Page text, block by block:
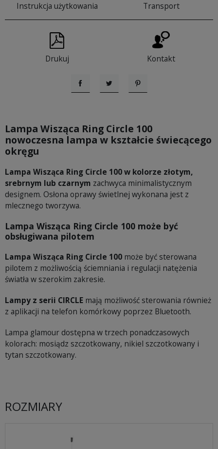
Instrukcja użytkowania Transport
Drukuj Kontakt
UdostępnijTweetujPinterest
Lampa Wisząca Ring Circle 100
nowoczesna lampa w kształcie świecącego
okręgu
Lampa Wisząca Ring Circle 100 w kolorze złotym,
srebrnym lub czarnym zachwyca minimalistycznym
designem. Osłona oprawy świetlnej wykonana jest z
mlecznego tworzywa.
Lampa Wisząca Ring Circle 100 może być
obsługiwana pilotem
Lampa Wisząca Ring Circle 100 może być sterowana
pilotem z możliwością ściemniania i regulacji natężenia
światła w szerokim zakresie.
Lampy z serii CIRCLE mają możliwość sterowania również
z aplikacji na telefon komórkowy poprzez Bluetooth.
Lampa glamour dostępna w trzech ponadczasowych
kolorach: mosiądz szczotkowany, nikiel szczotkowany i
tytan szczotkowany.
ROZMIARY